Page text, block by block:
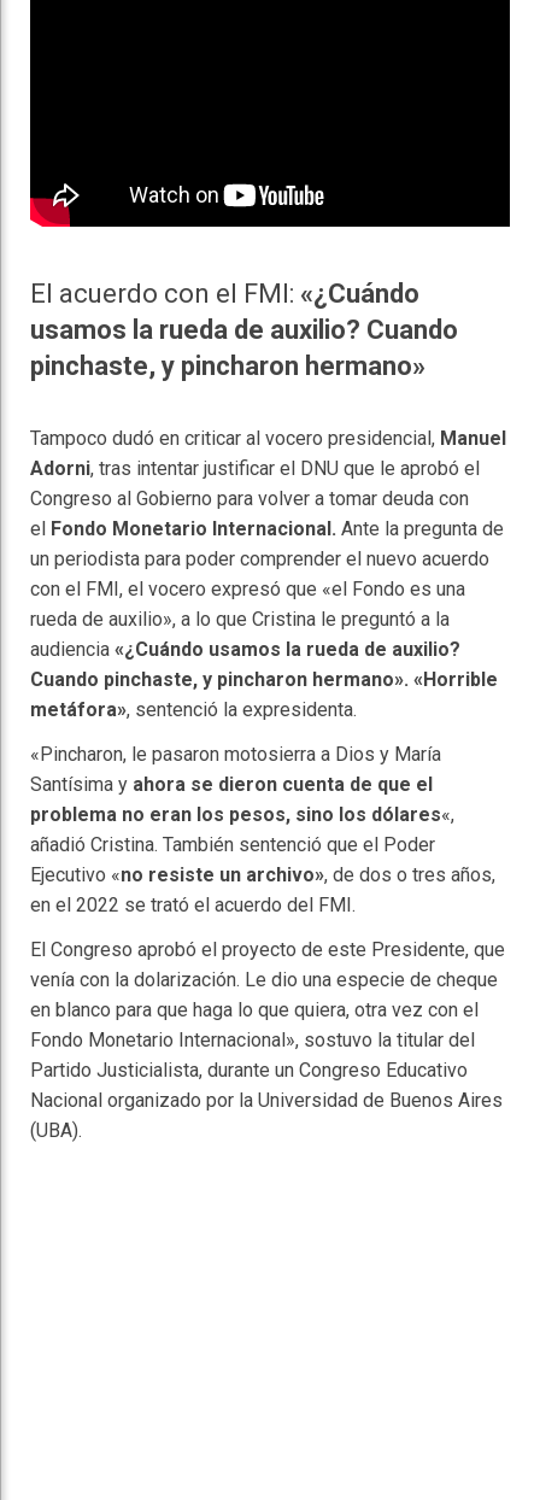
El acuerdo con el FMI: «¿Cuándo
usamos la rueda de auxilio? Cuando
pinchaste, y pincharon hermano»
Tampoco dudó en criticar al vocero presidencial, Manuel
Adorni, tras intentar justificar el DNU que le aprobó el
Congreso al Gobierno para volver a tomar deuda con
el Fondo Monetario Internacional. Ante la pregunta de
un periodista para poder comprender el nuevo acuerdo
con el FMI, el vocero expresó que «el Fondo es una
rueda de auxilio», a lo que Cristina le preguntó a la
audiencia «¿Cuándo usamos la rueda de auxilio?
Cuando pinchaste, y pincharon hermano». «Horrible
metáfora», sentenció la expresidenta.
«Pincharon, le pasaron motosierra a Dios y María
Santísima y ahora se dieron cuenta de que el
problema no eran los pesos, sino los dólares«,
añadió Cristina. También sentenció que el Poder
Ejecutivo «no resiste un archivo», de dos o tres años,
en el 2022 se trató el acuerdo del FMI.
El Congreso aprobó el proyecto de este Presidente, que
venía con la dolarización. Le dio una especie de cheque
en blanco para que haga lo que quiera, otra vez con el
Fondo Monetario Internacional», sostuvo la titular del
Partido Justicialista, durante un Congreso Educativo
Nacional organizado por la Universidad de Buenos Aires
(UBA).